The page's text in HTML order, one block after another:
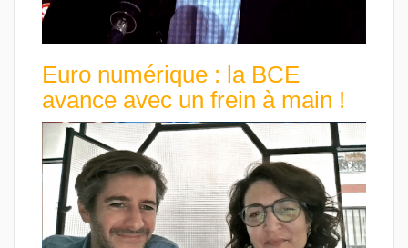
Euro numérique : la BCE
avance avec un frein à main !